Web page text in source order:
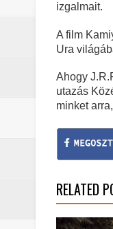
izgalmait.
A film
Ura
Ahogy
utazás
minket
RELATED